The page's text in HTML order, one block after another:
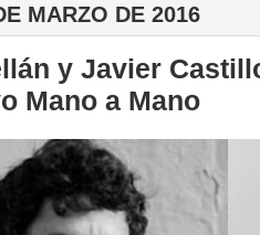
MARZO DE 2016
y Javier
Mano a Mano